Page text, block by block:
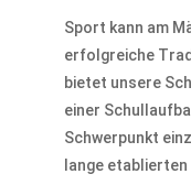
Sport kann am
erfolgreiche
bietet unsere
einer
Schwerpunkt
lange